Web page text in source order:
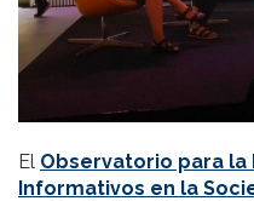
El Observatorio para la
Informativos en la